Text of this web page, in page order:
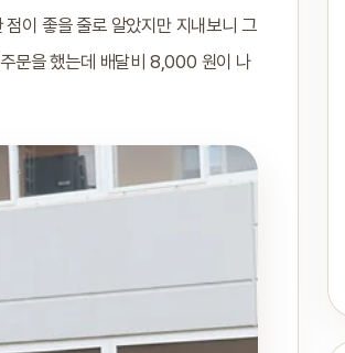
이 좋을 줄로 알았지만 지내보니 그
문을 했는데 배달비 8,000 원이 나